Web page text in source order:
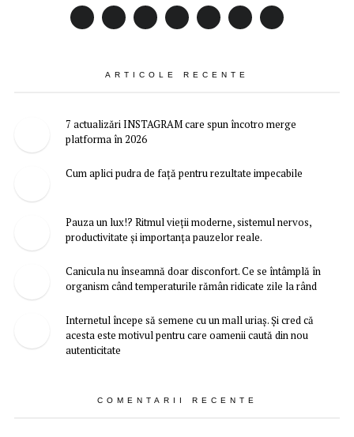
ARTICOLE RECENTE
7 actualizări INSTAGRAM care spun încotro merge
platforma în 2026
Cum aplici pudra de față pentru rezultate impecabile
Pauza un lux!? Ritmul vieții moderne, sistemul nervos,
productivitate și importanța pauzelor reale.
Canicula nu înseamnă doar disconfort. Ce se întâmplă în
organism când temperaturile rămân ridicate zile la rând
Internetul începe să semene cu un mall uriaș. Și cred că
acesta este motivul pentru care oamenii caută din nou
autenticitate
COMENTARII RECENTE